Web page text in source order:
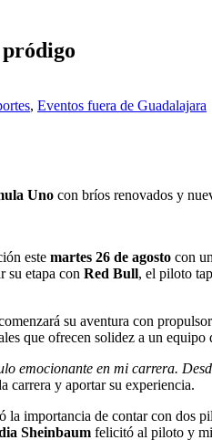
, Eventos fuera de Guadalajara
Uno con bríos renovados y
este martes 26 de agosto con
su etapa con Red Bull, el piloto
su aventura con
que ofrecen solidez a un
emocionante en mi carrera.
carrera y aportar su experiencia.
la importancia de contar con dos
Sheinbaum felicitó al piloto y